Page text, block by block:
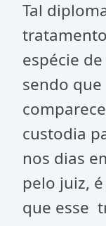
Tal
espécie
sendo
custodia
nos dias
pelo juiz,
que esse